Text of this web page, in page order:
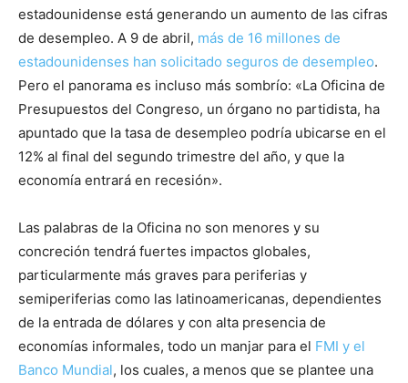
estadounidense está generando un aumento de las cifras
de desempleo. A 9 de abril, más de 16 millones de
estadounidenses han solicitado seguros de desempleo.
Pero el panorama es incluso más sombrío: «La Oficina de
Presupuestos del Congreso, un órgano no partidista, ha
apuntado que la tasa de desempleo podría ubicarse en el
12% al final del segundo trimestre del año, y que la
economía entrará en recesión».
Las palabras de la Oficina no son menores y su
concreción tendrá fuertes impactos globales,
particularmente más graves para periferias y
semiperiferias como las latinoamericanas, dependientes
de la entrada de dólares y con alta presencia de
economías informales, todo un manjar para el FMI y el
Banco Mundial, los cuales, a menos que se plantee una